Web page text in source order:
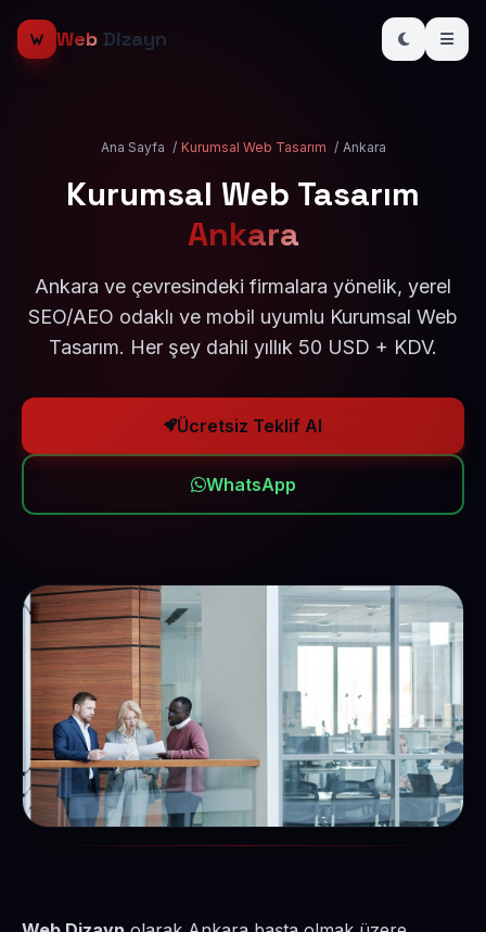
Web Dizayn
Ana Sayfa / Kurumsal Web Tasarım / Ankara
Kurumsal Web Tasarım
Ankara
Ankara ve çevresindeki firmalara yönelik, yerel
SEO/AEO odaklı ve mobil uyumlu Kurumsal Web
Tasarım. Her şey dahil yıllık 50 USD + KDV.
Ücretsiz Teklif Al
WhatsApp